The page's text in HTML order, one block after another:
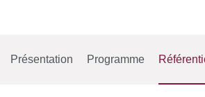
Présentation Programme